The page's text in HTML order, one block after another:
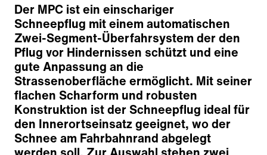
Der MPC ist ein einschariger
Schneepflug mit einem automatischen
Zwei-Segment-Überfahrsystem der den
Pflug vor Hindernissen schützt und eine
gute Anpassung an die
Strassenoberfläche ermöglicht. Mit seiner
flachen Scharform und robusten
Konstruktion ist der Schneepflug ideal für
den Innerortseinsatz geeignet, wo der
Schnee am Fahrbahnrand abgelegt
Pflugschar